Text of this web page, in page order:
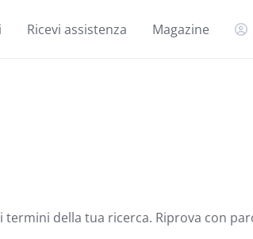
Ricevi assistenza Magazine
della tua ricerca. Riprova con